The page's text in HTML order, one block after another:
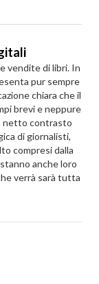
vendite di libri. In
pur sempre
chiara che il
brevi e neppure
netto contrasto
di giornalisti,
compresi dalla
anche loro
verrà sarà tutta